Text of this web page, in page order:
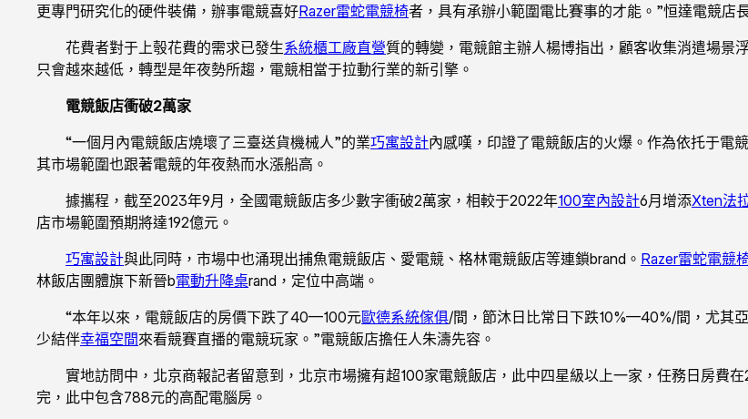
更專門研究化的硬件裝備，辦事電競喜好Razer雷蛇電競椅者，具有承辦小範圍電比賽事的才能。”恒達電競店
花費者對于上彀花費的需求已發生系統櫃工廠直營質的轉變，電競館主辦人楊博指出，顧客收集消遣場景
只會越來越低，轉型是年夜勢所趨，電競相當于拉動行業的新引擎。
電競飯店衝破2萬家
“一個月內電競飯店燒壞了三臺送貨機械人”的業巧寓設計內感嘆，印證了電競飯店的火爆。作為依托于電
其市場範圍也跟著電競的年夜熱而水漲船高。
據攜程，截至2023年9月，全國電競飯店多少數字衝破2萬家，相較于2022年100室內設計6月增添Xten法
店市場範圍預期將達192億元。
巧寓設計與此同時，市場中也涌現出捕魚電競飯店、愛電競、格林電競飯店等連鎖brand。 Razer雷蛇電競
林飯店團體旗下新晉b電動升降桌rand，定位中高端。
“本年以來，電競飯店的房價下跌了40—100元歐德系統傢俱/間，節沐日比常日下跌10%—40%/間，尤其
少結伴幸福空間來看競賽直播的電競玩家。”電競飯店擔任人朱濤先容。
實地訪問中，北京商報記者留意到，北京市場擁有超100家電競飯店，此中四星級以上一家，任務日房費
完，此中包含788元的高配電腦房。